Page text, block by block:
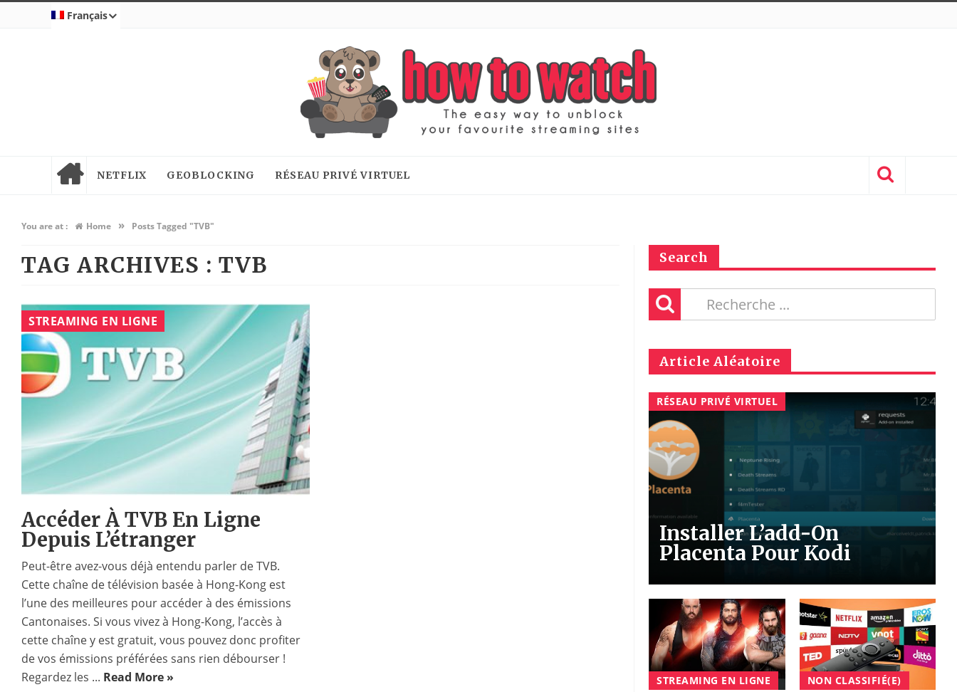
Français
NETFLIX GEOBLOCKING RÉSEAU PRIVÉ VIRTUEL
You are at : Home » Posts Tagged "TVB"
TAG ARCHIVES : TVB
STREAMING EN LIGNE
Accéder À TVB En Ligne
Depuis L’étranger
Peut-être avez-vous déjà entendu parler de TVB.
Cette chaîne de télévision basée à Hong-Kong est
l’une des meilleures pour accéder à des émissions
Cantonaises. Si vous vivez à Hong-Kong, l’accès à
cette chaîne y est gratuit, vous pouvez donc profiter
de vos émissions préférées sans rien débourser !
Regardez les ... Read More »
Search
Article Aléatoire
RÉSEAU PRIVÉ VIRTUEL
Installer L’add-On
Placenta Pour Kodi
STREAMING EN LIGNE NON CLASSIFIÉ(E)